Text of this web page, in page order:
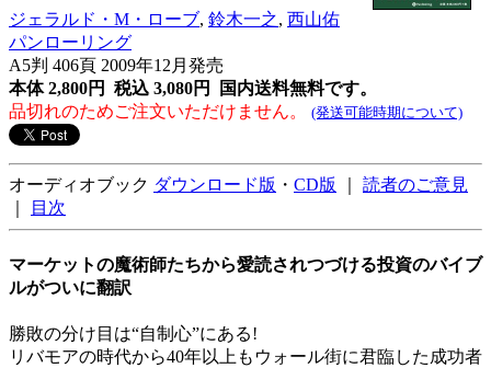
ジェラルド・M・ローブ, 鈴木一之, 西山佑
パンローリング
A5判 406頁 2009年12月発売
本体 2,800円 税込 3,080円
国内送料無料です。
品切れのためご注文いただけません。
(発送可能時期について)
オーディオブック ダウンロード版 ・ CD版
読者のご意見
目次
マーケットの魔術師たちから愛読されつづける投資のバイブ
ルがついに翻訳
勝敗の分け目は“自制心”にある!
リバモアの時代から40年以上もウォール街に君臨した成功者